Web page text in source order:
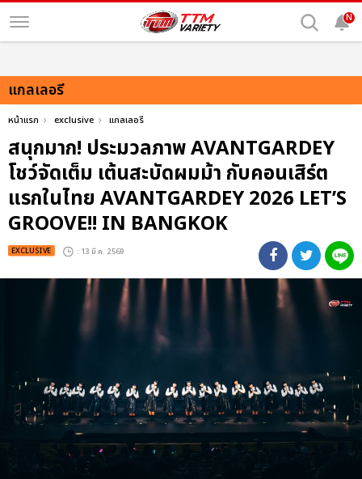
N
แกลเลอรี
หน้าแรก exclusive แกลเลอรี
สนุกมาก! ประมวลภาพ AVANTGARDEY
โชว์จัดเต็ม เต้นสะบัดผมม้า กับคอนเสิร์ต
แรกในไทย AVANTGARDEY 2026 LET’S
GROOVE!! IN BANGKOK
EXCLUSIVE : 13 มี.ค. 2569